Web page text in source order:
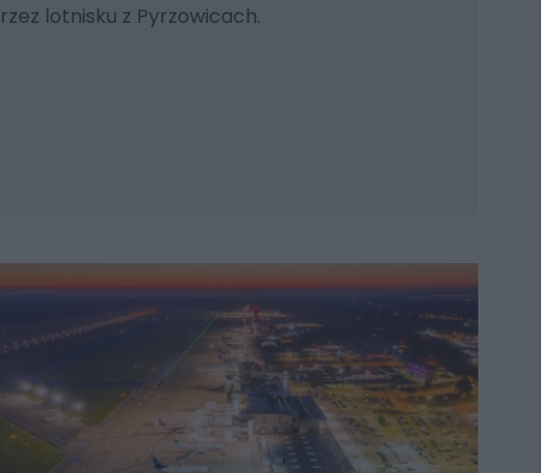
lotnisku z Pyrzowicach.